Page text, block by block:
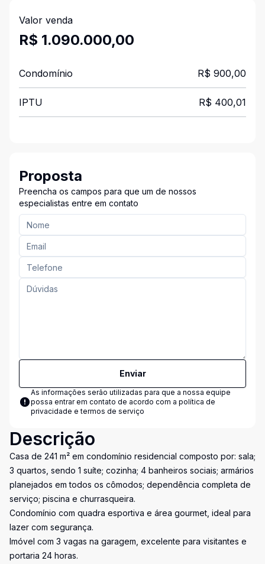
Valor venda
R$ 1.090.000,00
Condomínio R$ 900,00
IPTU R$ 400,01
Proposta
Preencha os campos para que um de nossos
especialistas entre em contato
Enviar
As informações serão utilizadas para que a nossa equipe
possa entrar em contato de acordo com a política de
privacidade e termos de serviço
Descrição
Casa de 241 m² em condomínio residencial composto por: sala;
3 quartos, sendo 1 suíte; cozinha; 4 banheiros sociais; armários
planejados em todos os cômodos; dependência completa de
serviço; piscina e churrasqueira.
Condomínio com quadra esportiva e área gourmet, ideal para
lazer com segurança.
Imóvel com 3 vagas na garagem, excelente para visitantes e
portaria 24 horas.